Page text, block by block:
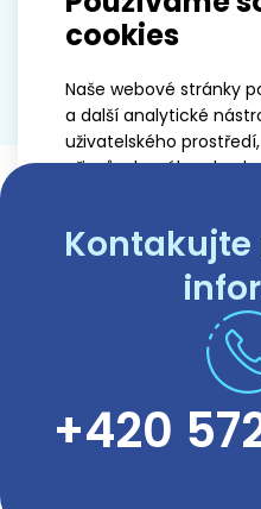
cookies
Naše webové stránky
a další analytické
uživatelského
přizpůsobeného
Kontakujte
+420